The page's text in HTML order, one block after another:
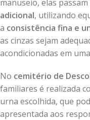
manuseio, elas
adicional, utilizando
a consistência fina e
as cinzas sejam
acondicionadas em
No cemitério de
familiares é realizada
urna escolhida, que
apresentada aos